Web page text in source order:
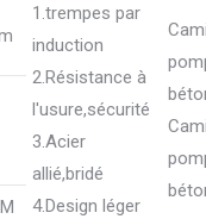
1.trempes par
induction
2.Résistance à
l'usure,sécurité
3.Acier
allié,bridé
4.Design léger